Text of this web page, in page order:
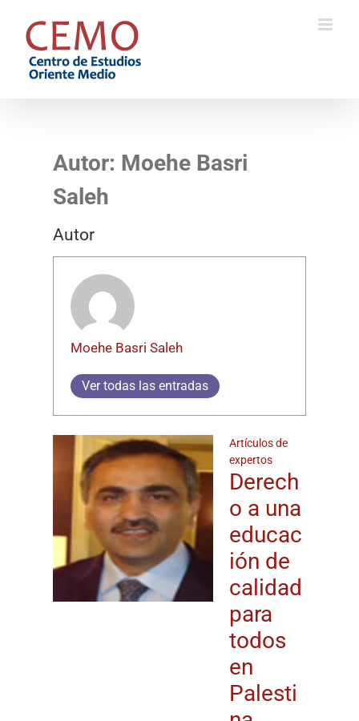
contenido
Autor: Moehe Basri
Saleh
Autor
Moehe Basri Saleh
Ver todas las entradas
Artículos de
expertos
Derech
o a una
educac
ión de
calidad
para
todos
en
Palesti